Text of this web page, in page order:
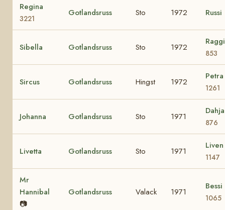
Regina
3221
Gotlandsruss Sto 1972 Russi
Sibella Gotlandsruss Sto 1972
853
Sircus Gotlandsruss Hingst 1972
Petra
1261
Johanna Gotlandsruss Sto 1971
Dahja
876
Livetta Gotlandsruss Sto 1971
Liven
1147
Mr
Hannibal
📷
Gotlandsruss Valack 1971
Bessi
1065